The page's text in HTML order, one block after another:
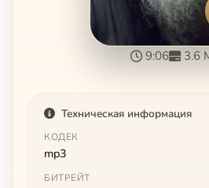
9:06 3.6
Техническая информация
КОДЕК
mp3
БИТРЕЙТ